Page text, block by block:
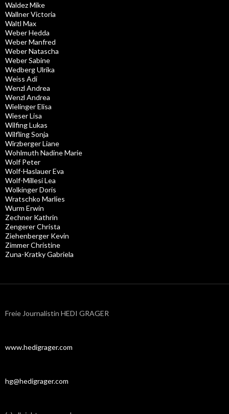
Waldez Mike
Wallner Victoria
Waltl Max
Weber Hedda
Weber Manfred
Weber Natascha
Weber Sabine
Wedberg Ulrika
Weiss Adi
Wenzl Andrea
Wenzl Andrea
Wielinger Elisa
Wieser Lisa
Wilfing Lukas
Wilfling Sonja
Wirzberger Liane
Wohlmuth Nadine Marie
Wolf Peter
Wolf-Haslauer Eva
Wolf-Millesi Lea
Wolkinger Doris
Wratschko Marlies
Wurm Erwin
Zechner Kathrin
Zengerer Christa
Ziehenberger Kevin
Zimmer Christine
Zuna-Kratky Gabriela
Freie Journalistin HEDI GRAGER
www.hedigrager.com
hg@hedigrager.com